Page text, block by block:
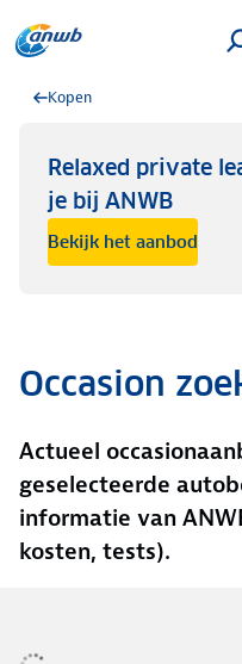
Kopen
Relaxed private
je bij ANWB
Bekijk het aanbod
Occasion
Actueel
geselecteerde
informatie van
kosten, tests).